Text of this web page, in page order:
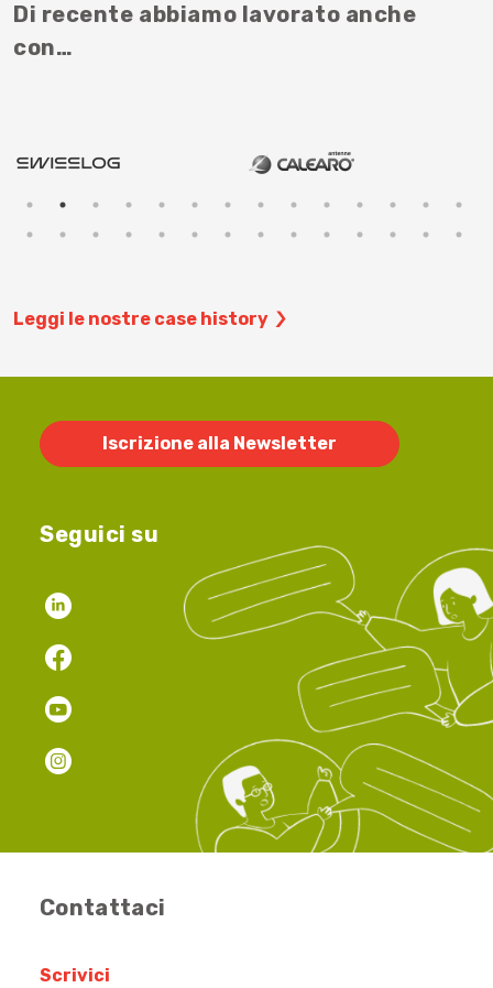
Di recente abbiamo lavorato anche
con…
Leggi le nostre case history
Iscrizione alla Newsletter
Seguici su
Contattaci
Scrivici